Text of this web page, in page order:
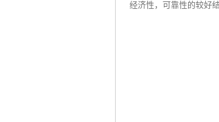
经济性，可靠性的较好结